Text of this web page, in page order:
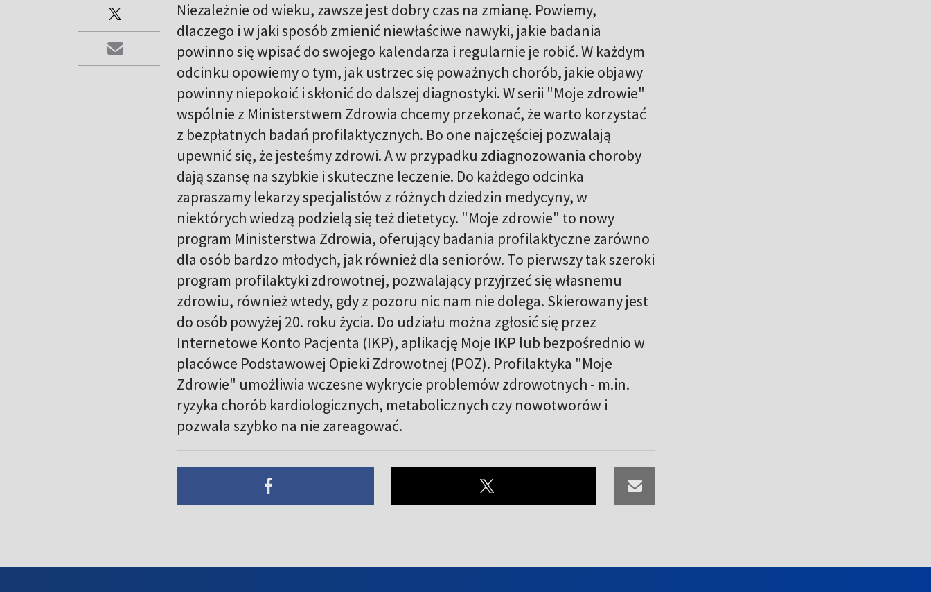
Niezależnie od wieku, zawsze jest dobry czas na zmianę. Powiemy,
dlaczego i w jaki sposób zmienić niewłaściwe nawyki, jakie badania
powinno się wpisać do swojego kalendarza i regularnie je robić. W każdym
odcinku opowiemy o tym, jak ustrzec się poważnych chorób, jakie objawy
powinny niepokoić i skłonić do dalszej diagnostyki. W serii "Moje zdrowie"
wspólnie z Ministerstwem Zdrowia chcemy przekonać, że warto korzystać
z bezpłatnych badań profilaktycznych. Bo one najczęściej pozwalają
upewnić się, że jesteśmy zdrowi. A w przypadku zdiagnozowania choroby
dają szansę na szybkie i skuteczne leczenie. Do każdego odcinka
zapraszamy lekarzy specjalistów z różnych dziedzin medycyny, w
niektórych wiedzą podzielą się też dietetycy. "Moje zdrowie" to nowy
program Ministerstwa Zdrowia, oferujący badania profilaktyczne zarówno
dla osób bardzo młodych, jak również dla seniorów. To pierwszy tak szeroki
program profilaktyki zdrowotnej, pozwalający przyjrzeć się własnemu
zdrowiu, również wtedy, gdy z pozoru nic nam nie dolega. Skierowany jest
do osób powyżej 20. roku życia. Do udziału można zgłosić się przez
Internetowe Konto Pacjenta (IKP), aplikację Moje IKP lub bezpośrednio w
placówce Podstawowej Opieki Zdrowotnej (POZ). Profilaktyka "Moje
Zdrowie" umożliwia wczesne wykrycie problemów zdrowotnych - m.in.
ryzyka chorób kardiologicznych, metabolicznych czy nowotworów i
pozwala szybko na nie zareagować.